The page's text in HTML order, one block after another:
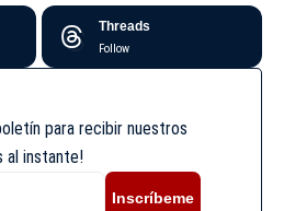
Threads
Follow
para recibir nuestros
al instante!
Inscríbeme